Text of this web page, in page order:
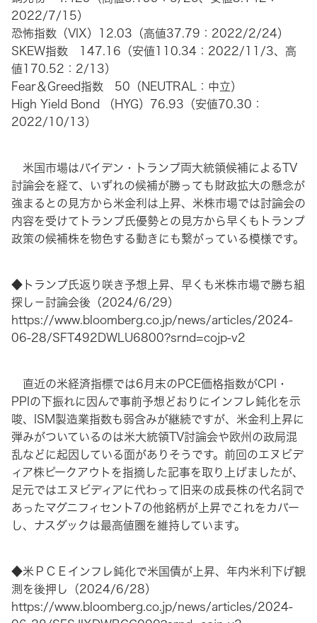
2022/7/15）
恐怖指数（VIX）12.03（高値37.79：2022/2/24）
SKEW指数 147.16（安値110.34：2022/11/3、高
値170.52：2/13）
Fear＆Greed指数 50（NEUTRAL：中立）
High Yield Bond （HYG）76.93（安値70.30：
2022/10/13）
米国市場はバイデン・トランプ両大統領候補によるTV
討論会を経て、いずれの候補が勝っても財政拡大の懸念が
強まるとの見方から米金利は上昇、米株市場では討論会の
内容を受けてトランプ氏優勢との見方から早くもトランプ
政策の候補株を物色する動きにも繋がっている模様です。
◆トランプ氏返り咲き予想上昇、早くも米株市場で勝ち組
探し－討論会後（2024/6/29）
https://www.bloomberg.co.jp/news/articles/2024-
06-28/SFT492DWLU6800?srnd=cojp-v2
直近の米経済指標では6月末のPCE価格指数がCPI・
PPIの下振れに因んで事前予想どおりにインフレ鈍化を示
唆、ISM製造業指数も弱含みが継続ですが、米金利上昇に
弾みがついているのは米大統領TV討論会や欧州の政局混
乱などに起因している面がありそうです。前回のエヌビデ
ィア株ピークアウトを指摘した記事を取り上げましたが、
足元ではエヌビディアに代わって旧来の成長株の代名詞で
あったマグニフィセント7の他銘柄が上昇でこれをカバー
し、ナスダックは最高値圏を維持しています。
◆米ＰＣＥインフレ鈍化で米国債が上昇、年内米利下げ観
測を後押し（2024/6/28）
https://www.bloomberg.co.jp/news/articles/2024-